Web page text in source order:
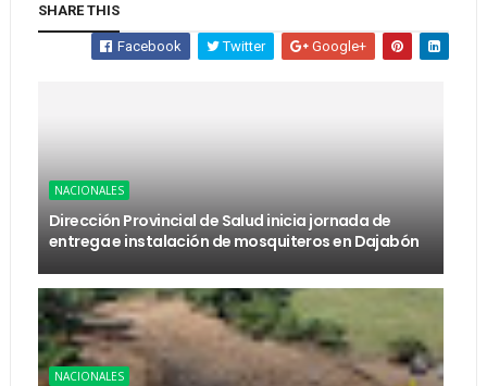
SHARE THIS
Facebook Twitter Google+
NACIONALES
Dirección Provincial de Salud inicia jornada de
entrega e instalación de mosquiteros en Dajabón
NACIONALES